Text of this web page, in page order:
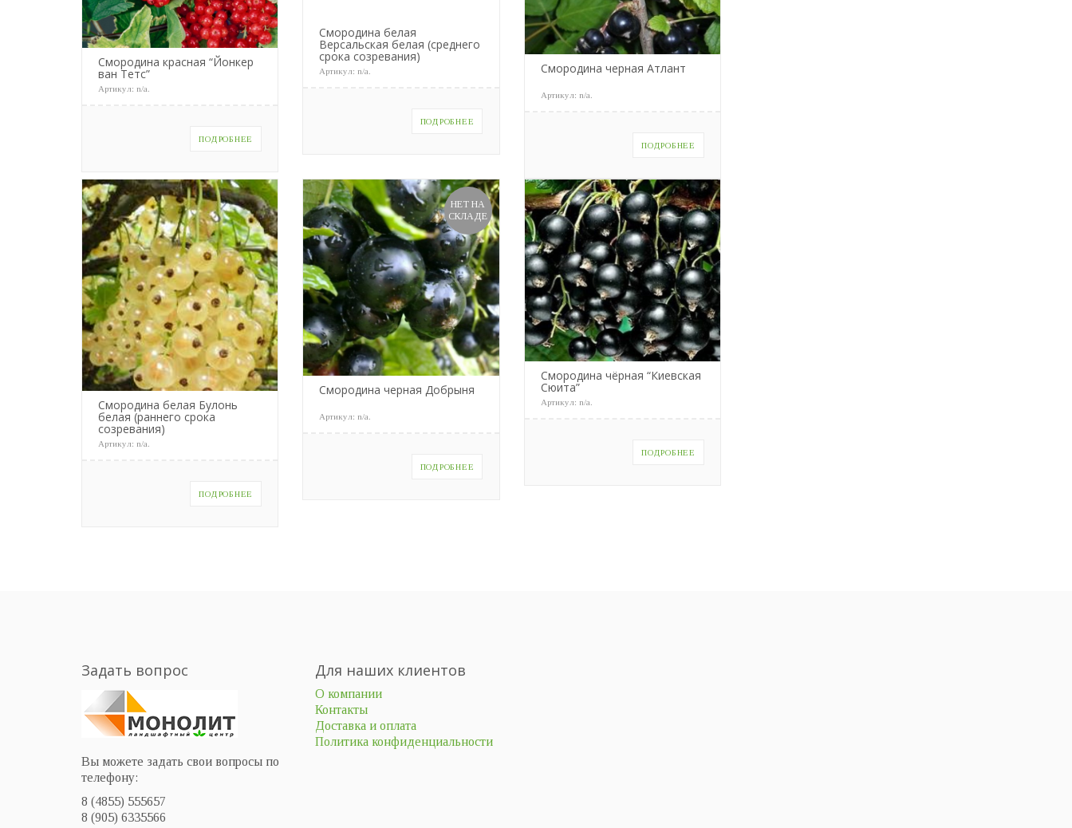
Смородина красная “Йонкер
ван Тетс”
Артикул: n/a
ПОДРОБНЕЕ
Смородина белая
Версальская белая (среднего
срока созревания)
Артикул:n/a
ПОДРОБНЕЕ
Смородина черная Атлант
Артикул: n/a
ПОДРОБНЕЕ
Смородина белая Булонь
белая (раннего срока
созревания)
Артикул: n/a
ПОДРОБНЕЕ
НЕТ НА
СКЛАДЕ
Смородина черная Добрыня
Артикул:n/a
ПОДРОБНЕЕ
Смородина чёрная “Киевская
Сюита”
Артикул: n/a
ПОДРОБНЕЕ
Задать вопрос
Вы можете задать свои вопросы по
телефону:
8 (4855) 555657
8 (905) 6335566
Для наших клиентов
О компании
Контакты
Доставка и оплата
Политика конфиденциальности